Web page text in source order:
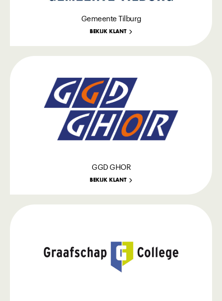
Gemeente Tilburg
BEKIJK KLANT
GGD GHOR
BEKIJK KLANT